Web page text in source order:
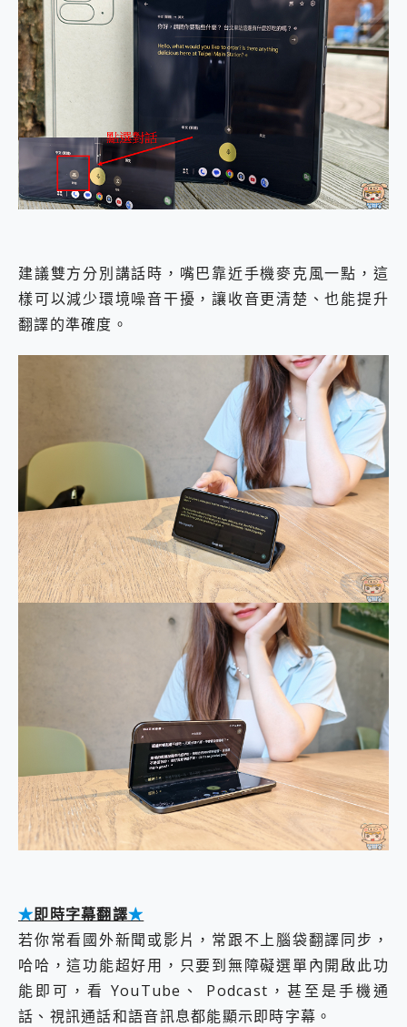
建議雙方分別講話時，嘴巴靠近手機麥克風一點，這
樣可以減少環境噪音干擾，讓收音更清楚、也能提升
翻譯的準確度。
★即時字幕翻譯★
若你常看國外新聞或影片，常跟不上腦袋翻譯同步，
哈哈，這功能超好用，只要到無障礙選單內開啟此功
能即可，看 YouTube、 Podcast，甚至是手機通
話、視訊通話和語音訊息都能顯示即時字幕。